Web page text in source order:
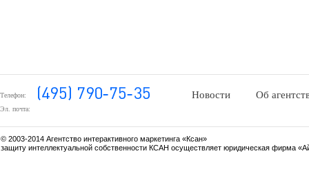
Телефон:
Эл. почта:
Новости Об
© 2003-2014 Агентство интерактивного маркетинга «Ксан»
защиту интеллектуальной собственности КСАН осуществляет юридическая фирма